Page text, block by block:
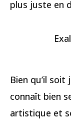
plus juste en
Bien qu’il soit
connaît bien
artistique et